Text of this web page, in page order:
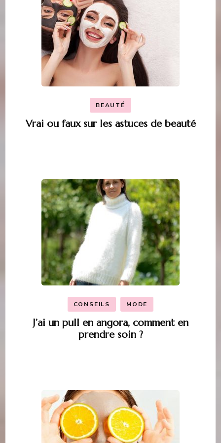
BEAUTÉ
Vrai ou faux sur les astuces de beauté
CONSEILS MODE
J’ai un pull en angora, comment en
prendre soin ?